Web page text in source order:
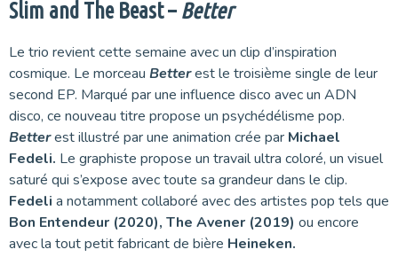
Slim and The Beast – Better
Le trio revient cette semaine avec un clip d’inspiration
cosmique. Le morceau Betterest le troisième single de leur
second EP. Marqué par une influence disco avec un ADN
disco, ce nouveau titre propose un psychédélisme pop.
Betterest illustré par une animation crée par Michael
Fedeli. Le graphiste propose un travail ultra coloré, un visuel
saturé qui s’expose avec toute sa grandeur dans le clip.
Fedeli a notamment collaboré avec des artistes pop tels que
Bon Entendeur (2020), The Avener (2019) ou encore
avec la tout petit fabricant de bière Heineken.